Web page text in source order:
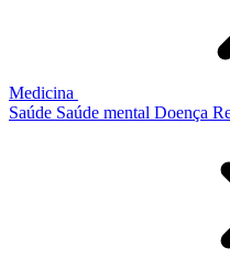
Medicina
Saúde Saúde mental Doença